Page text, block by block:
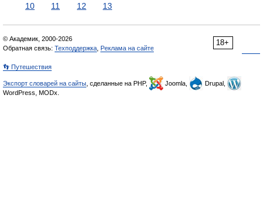
10
11 12 13
18+
© Академик, 2000-2026
Обратная связь: Техподдержка Реклама на сайте
👣 Путешествия
Экспорт словарей на сайты , сделанные на PHP, Joomla,
Drupal,
WordPress, MODx.